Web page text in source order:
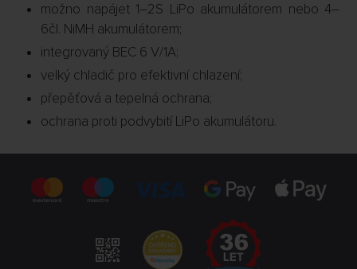
možno napájet 1–2S LiPo akumulátorem nebo 4–
6čl. NiMH akumulátorem;
integrovaný BEC 6 V/1A;
velký chladič pro efektivní chlazení;
přepěťová a tepelná ochrana;
ochrana proti podvybití LiPo akumulátoru.